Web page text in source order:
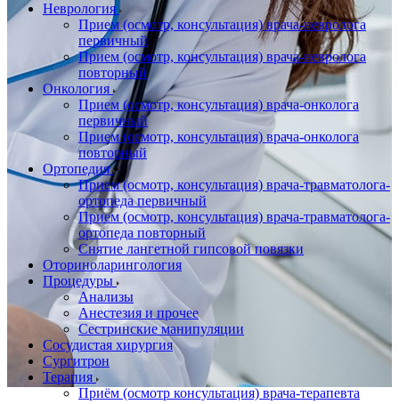
Неврология
Прием (осмотр, консультация) врача-невролога
первичный
Прием (осмотр, консультация) врача-невролога
повторный
Онкология
Прием (осмотр, консультация) врача-онколога
первичный
Прием (осмотр, консультация) врача-онколога
повторный
Ортопедия
Прием (осмотр, консультация) врача-травматолога-
ортопеда первичный
Прием (осмотр, консультация) врача-травматолога-
ортопеда повторный
Снятие лангетной гипсовой повязки
Оториноларингология
Процедуры
Анализы
Анестезия и прочее
Сестринские манипуляции
Сосудистая хирургия
Сургитрон
Терапия
Приём (осмотр консультация) врача-терапевта